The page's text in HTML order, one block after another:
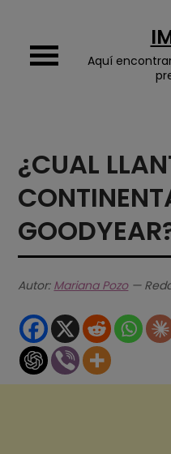
content
Aquí
¿CUAL
Autor: Mariana Pozo—